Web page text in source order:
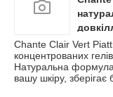
Chante Clair Vert
концентрованих
Натуральна
вашу шкіру, зберігає